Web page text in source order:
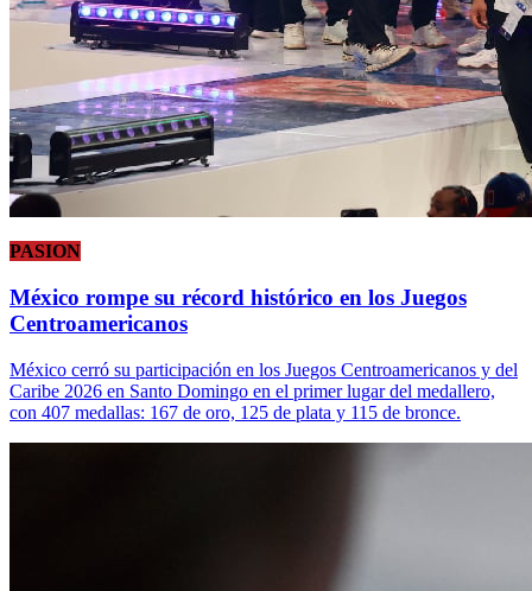
PASION
México rompe su récord histórico en los Juegos
Centroamericanos
México cerró su participación en los Juegos Centroamericanos y del
Caribe 2026 en Santo Domingo en el primer lugar del medallero,
con 407 medallas: 167 de oro, 125 de plata y 115 de bronce.